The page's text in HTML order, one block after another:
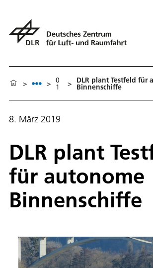
> > 0
1 > DLR plant Testfeld für
Binnenschiffe
8. März 2019
DLR plant
für autonome
Binnenschiffe